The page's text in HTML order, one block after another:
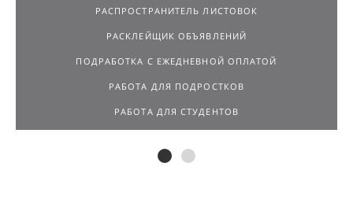
РАСПРОСТРАНИТЕЛЬ ЛИСТОВОК
РАСКЛЕЙЩИК ОБЪЯВЛЕНИЙ
ПОДРАБОТКА С ЕЖЕДНЕВНОЙ ОПЛАТОЙ
РАБОТА ДЛЯ ПОДРОСТКОВ
РАБОТА ДЛЯ СТУДЕНТОВ